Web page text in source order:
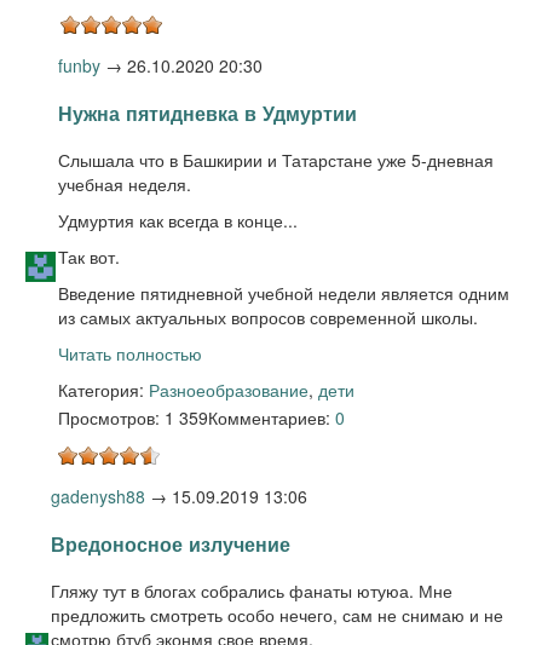
funby → 26.10.2020 20:30
Нужна пятидневка в Удмуртии
Слышала что в Башкирии и Татарстане уже 5-дневная
учебная неделя.
Удмуртия как всегда в конце...
Так вот.
Введение пятидневной учебной недели является одним
из самых актуальных вопросов современной школы.
Читать полностью
Категория: Разноеобразование, дети
Просмотров: 1 359Комментариев: 0
gadenysh88 → 15.09.2019 13:06
Вредоносное излучение
Гляжу тут в блогах собрались фанаты ютуюа. Мне
предложить смотреть особо нечего, сам не снимаю и не
смотрю бтуб эконмя свое время.